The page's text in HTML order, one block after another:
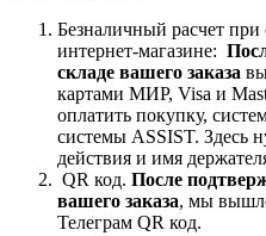
Безналичный расчет
интернет-магазине:
складе вашего заказа
картами МИР, Visa и
оплатить покупку,
системы ASSIST. Здесь
действия и имя
QR код. После
вашего заказа, мы
Телеграм QR код.